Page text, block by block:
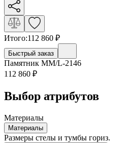
Итого:112 860 ₽
Быстрый заказ
Памятник ММ/L-2146
112 860 ₽
Выбор атрибутов
Материалы
Материалы
Размеры стелы и тумбы гориз.